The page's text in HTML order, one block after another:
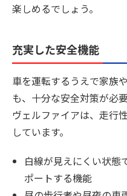
楽しめるでしょう。
充実した安全機能
車を運転するうえで家族
も、十分な安全対策が必要
ヴェルファイアは、走行
しています。
白線が見えにくい状態
ポートする機能